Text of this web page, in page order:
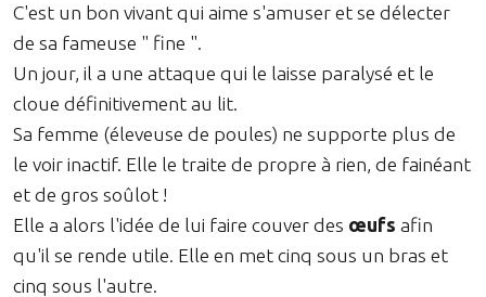
C'est un bon vivant qui aime s'amuser et se délecter
de sa fameuse " fine ".
Un jour, il a une attaque qui le laisse paralysé et le
cloue définitivement au lit.
Sa femme (éleveuse de poules) ne supporte plus de
le voir inactif. Elle le traite de propre à rien, de fainéant
et de gros soûlot !
Elle a alors l'idée de lui faire couver des œufs afin
qu'il se rende utile. Elle en met cinq sous un bras et
cinq sous l'autre.